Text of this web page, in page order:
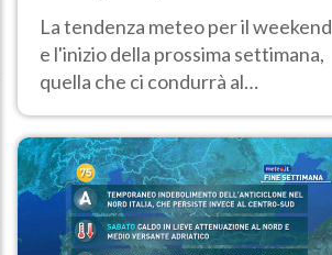
pausa. Ecco dove
La tendenza meteo per il weekend
e l'inizio della prossima settimana,
quella che ci condurrà al
temperature molto elevate